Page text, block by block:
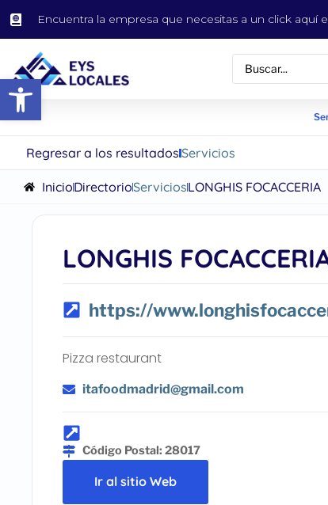
Abrir barra de herramientas
Encuentra la empresa que necesitas a un click aquí
Regresar a los resultadosServicios
InicioDirectorioServiciosLONGHIS FOCACCERIA
LONGHIS
https://
Pizza restaurant
itafoodmadrid@gmail.com
Código Postal: 28017
Ir al sitio Web